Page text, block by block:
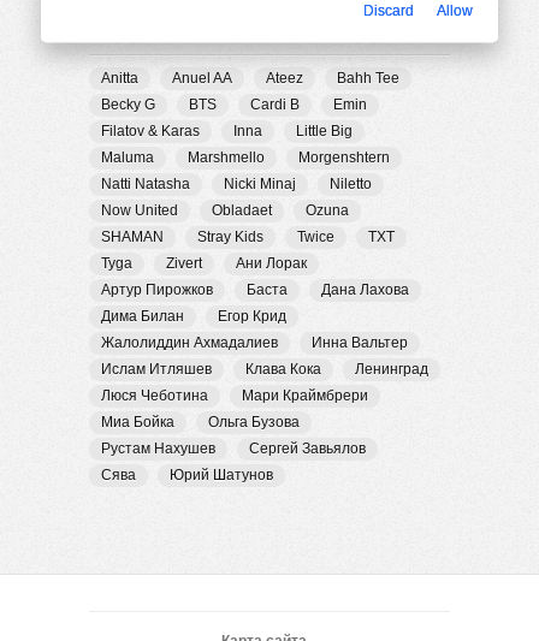
Anitta Anuel AA Ateez
Bahh Tee
Becky G
BTS Cardi B
Emin
Filatov & Karas
Inna
Little Big
Maluma
Marshmello
Morgenshtern
Natti Natasha
Nicki Minaj
Niletto
Now United
Obladaet
Ozuna
SHAMAN
Stray Kids Twice
TXT
Tyga
Zivert
Ани Лорак
Артур Пирожков
Баста
Дана Лахова
Дима Билан
Егор Крид
Жалолиддин Ахмадалиев
Инна Вальтер
Ислам Итляшев
Клава Кока
Ленинград
Люся Чеботина
Мари Краймбрери
Миа Бойка
Ольга Бузова
Рустам Нахушев
Сергей Завьялов
Сява
Юрий Шатунов
Discard Allow